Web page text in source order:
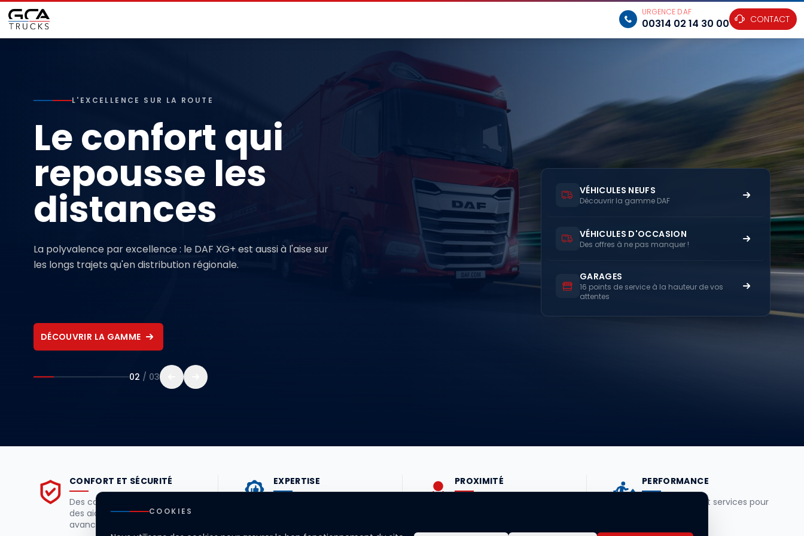
URGENCE DAF
00314 02 14 30 00 CONTACT
L'EXCELLENCE SUR LA ROUTE
Le confort qui
repousse les
distances
La polyvalence par excellence : le DAF XG+ est aussi à l'aise sur
les longs trajets qu'en distribution régionale.
DÉCOUVRIR LA GAMME
02 / 03
VÉHICULES NEUFS
Découvrir la gamme DAF
VÉHICULES D'OCCASION
Des offres à ne pas manquer !
GARAGES
16 points de service à la hauteur de vos
attentes
CONFORT ET SÉCURITÉ
Des cabines ergonomiques et
des aides à la conduite
avancées.
EXPERTISE
PROXIMITÉ
PERFORMANCE
Des véhicules et services pour
COOKIES